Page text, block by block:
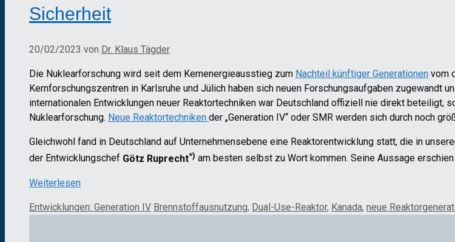
Sicherheit
20/02/2023 von Dr. Klaus Tägder
Die Nuklearforschung wird seit dem Kernenergieausstieg zum Nachteil künftiger Generationen vom
Kernforschungszentren in Karlsruhe und Jülich haben sich neuen Forschungsaufgaben zugewandt
internationalen Entwicklungen neuer Reaktortechniken war Deutschland offiziell nie direkt beteiligt,
Nuklearforschung. Neue Reaktortechniken der „Generation IV“ oder SMR werden sich durch noch
Gleichwohl fand in Deutschland auf Unternehmensebene eine Reaktorentwicklung statt, die in
der Entwicklungschef Götz Ruprecht*) am besten selbst zu Wort kommen. Seine Aussage
Weiterlesen
Kategorien
Entwicklungen: Generation IV Schlagwörter
Brennstoffausnutzung, Dual-Use-Reaktor, Kanada, neue